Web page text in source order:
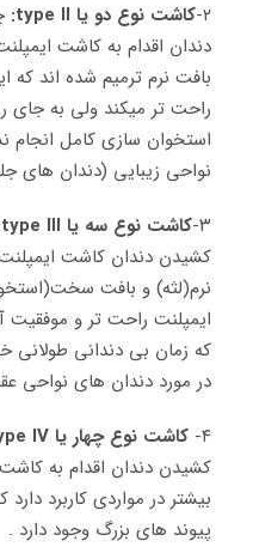
۲- کاشت نوع دو یا type II:
دندان اقدام به کاشت
بافت نرم ترمیم شده اند که
راحت تر میکند ولی به جای
استخوان سازی کامل انجام
نواحی زیبایی (دندان های
۳- کاشت نوع سه یا type III
کشیدن دندان کاشت
نرم(لثه) و بافت
ایمپلنت راحت تر و
که زمان بی دندانی طولانی
در مورد دندان های نواحی
۴- کاشت نوع چهار یا type IV:
کشیدن دندان اقدام به
بیشتر در مواردی کاربرد
پیوند های بزرگ وجود دارد .